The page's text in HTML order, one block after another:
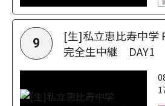
9
[生]私立恵比寿中学
完全生中継 DAY1